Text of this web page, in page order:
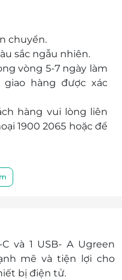
mang theo khi di
làm việc một cách
thiết bị công nghệ
thoại, máy tính bảng
giúp đáp ứng
chuyển.
sắc ngẫu nhiên.
vòng 5-7 ngày làm
hàng được xác
hàng vui lòng liên
1900 2065 hoặc để
và 1 USB- A Ugreen
mẽ và tiện lợi cho
bị điện tử.